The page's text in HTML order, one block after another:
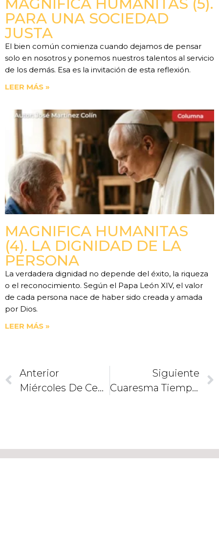
MAGNIFICA HUMANITAS (5).
PARA UNA SOCIEDAD
JUSTA
El bien común comienza cuando dejamos de pensar
solo en nosotros y ponemos nuestros talentos al servicio
de los demás. Esa es la invitación de esta reflexión.
LEER MÁS »
MAGNIFICA HUMANITAS
(4). LA DIGNIDAD DE LA
PERSONA
La verdadera dignidad no depende del éxito, la riqueza
o el reconocimiento. Según el Papa León XIV, el valor
de cada persona nace de haber sido creada y amada
por Dios.
LEER MÁS »
Anterior
Miércoles De Ceniza En Familia
Siguiente
Cuaresma Tiempo De Conversión En Familia